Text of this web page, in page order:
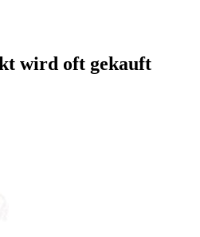
wird oft gekauft